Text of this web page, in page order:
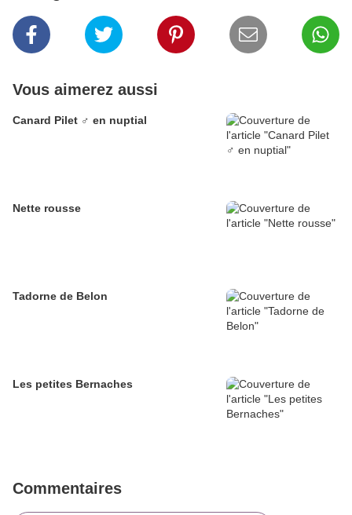
Vous aimerez aussi
Canard Pilet ♂ en nuptial
Nette rousse
Tadorne de Belon
Les petites Bernaches
Commentaires